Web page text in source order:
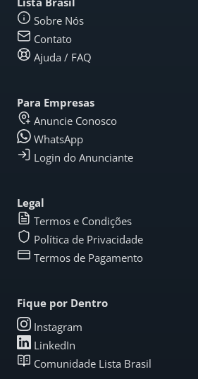
Sobre Nós
Contato
Ajuda / FAQ
Para Empresas
Anuncie Conosco
WhatsApp
Login do Anunciante
Legal
Termos e Condições
Política de Privacidade
Termos de Pagamento
Fique por Dentro
Instagram
LinkedIn
Comunidade Lista Brasil